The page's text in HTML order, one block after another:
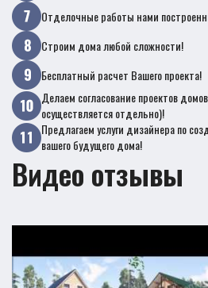
Отделочные работы нами
Строим дома любой сложности!
Бесплатный расчет Вашего проекта!
Делаем согласование проектов
осуществляется отдельно)!
Предлагаем услуги дизайнера по
вашего будущего дома!
Видео отзывы